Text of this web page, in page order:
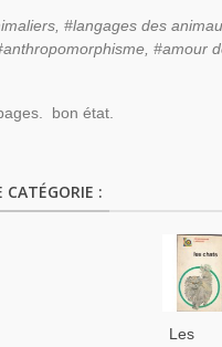
#langages des
#amour
bon état.
:
Les